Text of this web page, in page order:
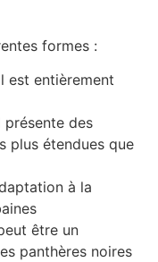
formes :
est entièrement
présente des
plus étendues que
à la
être un
panthères noires